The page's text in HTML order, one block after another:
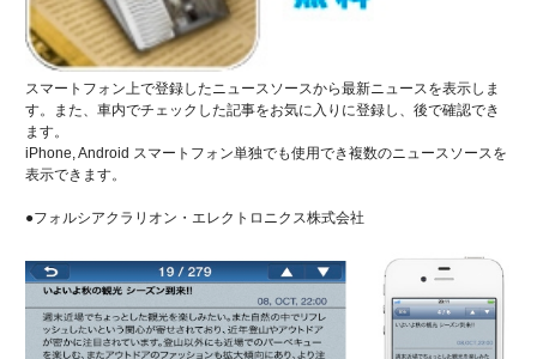
スマートフォン上で登録したニュースソースから最新ニュースを表示しま
す。また、車内でチェックした記事をお気に入りに登録し、後で確認でき
ます。
iPhone, Android スマートフォン単独でも使用でき複数のニュースソースを
表示できます。
●フォルシアクラリオン・エレクトロニクス株式会社